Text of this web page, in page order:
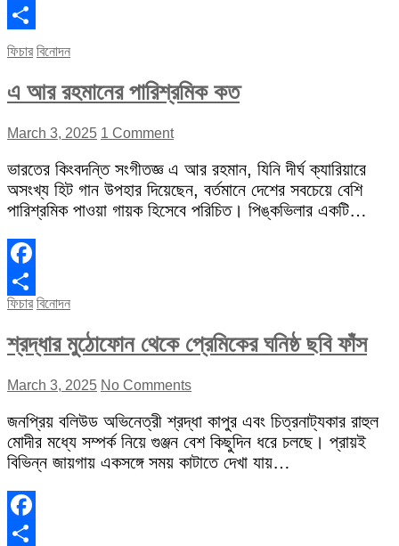
Facebook
Share
ফিচার বিনোদন
এ আর রহমানের পারিশ্রমিক কত
March 3, 2025 1 Comment
ভারতের কিংবদন্তি সংগীতজ্ঞ এ আর রহমান, যিনি দীর্ঘ ক্যারিয়ারে
অসংখ্য হিট গান উপহার দিয়েছেন, বর্তমানে দেশের সবচেয়ে বেশি
পারিশ্রমিক পাওয়া গায়ক হিসেবে পরিচিত। পিঙ্কভিলার একটি…
Facebook
Share
ফিচার বিনোদন
শ্রদ্ধার মুঠোফোন থেকে প্রেমিকের ঘনিষ্ঠ ছবি ফাঁস
March 3, 2025 No Comments
জনপ্রিয় বলিউড অভিনেত্রী শ্রদ্ধা কাপুর এবং চিত্রনাট্যকার রাহুল
মোদীর মধ্যে সম্পর্ক নিয়ে গুঞ্জন বেশ কিছুদিন ধরে চলছে। প্রায়ই
বিভিন্ন জায়গায় একসঙ্গে সময় কাটাতে দেখা যায়…
Facebook